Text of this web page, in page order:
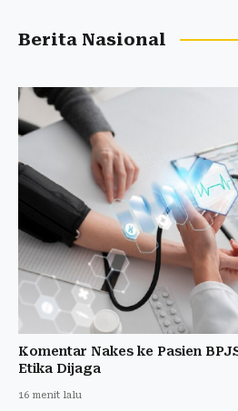
Berita Nasional
Komentar Nakes ke Pasien
Etika Dijaga
16 menit lalu